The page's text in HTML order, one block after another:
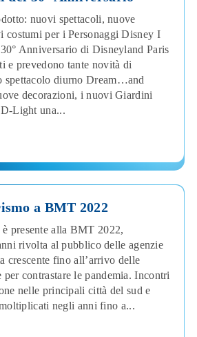
nuovi spettacoli, nuove
costumi per i Personaggi Disney I
Anniversario di Disneyland Paris
e prevedono tante novità di
spettacolo diurno Dream…and
decorazioni, i nuovi Giardini
Light una...
a BMT 2022
presente alla BMT 2022,
rivolta al pubblico delle agenzie
crescente fino all’arrivo delle
contrastare le pandemia. Incontri
nelle principali città del sud e
negli anni fino a...